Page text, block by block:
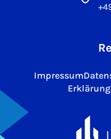
Impressum